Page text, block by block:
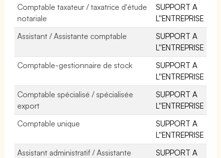
Comptable taxateur / taxatrice d'étude
notariale
SUPPORT A
L''ENTREPRISE
Assistant / Assistante comptable
SUPPORT A
L''ENTREPRISE
Comptable-gestionnaire de stock
SUPPORT A
L''ENTREPRISE
Comptable spécialisé / spécialisée
export
SUPPORT A
L''ENTREPRISE
Comptable unique
SUPPORT A
L''ENTREPRISE
Assistant administratif / Assistante
SUPPORT A